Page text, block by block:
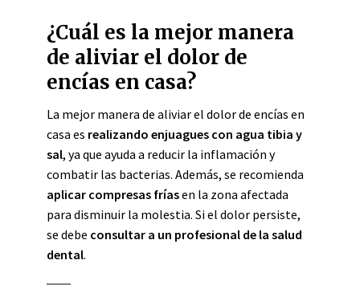
¿Cuál es la mejor manera
de aliviar el dolor de
encías en casa?
La mejor manera de aliviar el dolor de encías en
casa es realizando enjuagues con agua tibia y
sal, ya que ayuda a reducir la inflamación y
combatir las bacterias. Además, se recomienda
aplicar compresas fríasen la zona afectada
para disminuir la molestia. Si el dolor persiste,
se debe consultar a un profesional de la salud
dental.